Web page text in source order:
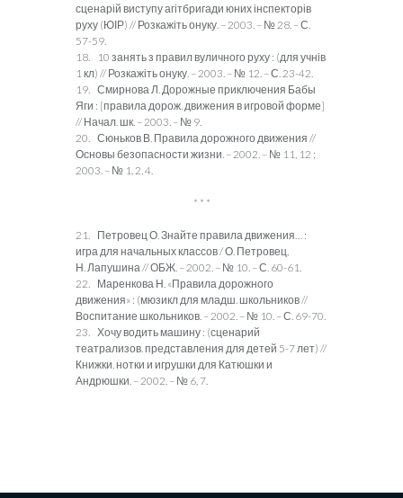
сценарій виступу агітбригади юних інспекторів
руху (ЮІР) // Розкажіть онуку. – 2003. – № 28. – С.
57-59.
18. 10 занять з правил вуличного руху : (для учнів
1 кл) // Розкажіть онуку. – 2003. – № 12. – С. 23-42.
19. Смирнова Л. Дорожные приключения Бабы
Яги : [правила дорож. движения в игровой форме]
// Начал. шк. – 2003. – № 9.
20. Сюньков В. Правила дорожного движения //
Основы безопасности жизни. – 2002. – № 11, 12 ;
2003. – № 1, 2, 4.
* * *
21. Петровец О. Знайте правила движения… :
игра для начальных классов / О. Петровец,
Н. Лапушина // ОБЖ. – 2002. – № 10. – С. 60-61.
22. Маренкова Н. «Правила дорожного
движения» : (мюзикл для младш. школьников //
Воспитание школьников. – 2002. – № 10. – С. 69-70.
23. Хочу водить машину : (сценарий
театрализов. представления для детей 5-7 лет) //
Книжки, нотки и игрушки для Катюшки и
Андрюшки. – 2002. – № 6, 7.